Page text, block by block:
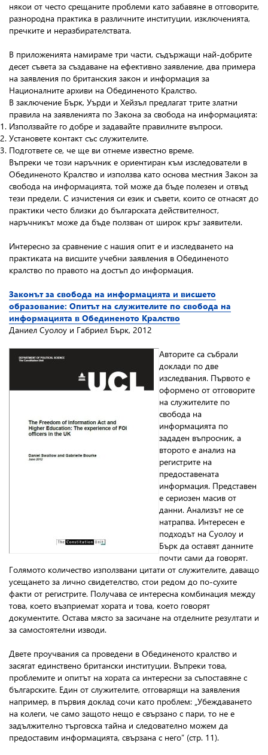
някои от често срещаните проблеми като забавяне в отговорите,
разнородна практика в различните институции, изключенията,
пречките и неразбирателствата.
В приложенията намираме три части, съдържащи най-добрите
десет съвета за създаване на ефективно заявление, два примера
на заявления по британския закон и информация за
Националните архиви на Обединеното Кралство.
В заключение Бърк, Уърди и Хейзъл предлагат трите златни
правила на заявленията по Закона за свобода на информацията:
Използвайте го добре и задавайте правилните въпроси.
Установете контакт със служителите.
Подгответе се, че ще ви отнеме известно време.
Въпреки че този наръчник е ориентиран към изследователи в
Обединеното Кралство и използва като основа местния Закон за
свобода на информацията, той може да бъде полезен и отвъд
тези предели. С изчистения си език и съвети, които се отнасят до
практики често близки до българската действителност,
наръчникът може да бъде ползван от широк кръг заявители.
Интересно за сравнение с нашия опит е и изследването на
практиката на висшите учебни заявления в Обединеното
кралство по правото на достъп до информация.
Законът за свобода на информацията и висшето
образование: Опитът на служителите по свобода на
информацията в Обединеното Кралство
Даниел Суолоу и Габриел Бърк, 2012
Авторите са събрали
доклади по две
изследвания. Първото е
оформено от отговорите
на служителите по
свобода на
информацията по
зададен въпросник, а
второто е анализ на
регистрите на
предоставената
информация. Представен
е сериозен масив от
данни. Анализът не се
натрапва. Интересен е
подходът на Суолоу и
Бърк да оставят данните
почти сами да говорят.
Голямото количество използвани цитати от служителите, даващо
усещането за лично свидетелство, стои редом до по-сухите
факти от регистрите. Получава се интересна комбинация между
това, което възприемат хората и това, което говорят
документите. Остава място за засичане на отделните резултати и
за самостоятелни изводи.
Двете проучвания са проведени в Обединеното кралство и
засягат единствено британски институции. Въпреки това,
проблемите и опитът на хората са интересни за съпоставяне с
българските. Един от служителите, отговарящи на заявления
например, в първия доклад сочи като проблем: „Убеждаването
на колеги, че само защото нещо е свързано с пари, то не е
задължително търговска тайна и следователно можем да
предоставим информацията, свързана с него” (стр. 11).